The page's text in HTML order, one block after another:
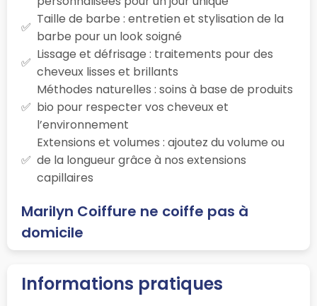
Taille de barbe : entretien et stylisation de la
barbe pour un look soigné
Lissage et défrisage : traitements pour des
cheveux lisses et brillants
Méthodes naturelles : soins à base de produits
bio pour respecter vos cheveux et
l’environnement
Extensions et volumes : ajoutez du volume ou
de la longueur grâce à nos extensions
capillaires
Marilyn Coiffure ne coiffe pas à
domicile
Informations pratiques